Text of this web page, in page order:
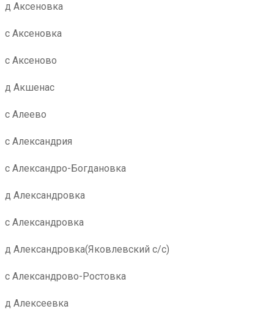
д Аксеновка
с Аксеновка
с Аксеново
д Акшенас
с Алеево
с Александрия
с Александро-Богдановка
д Александровка
с Александровка
д Александровка(Яковлевский с/с)
с Александрово-Ростовка
д Алексеевка